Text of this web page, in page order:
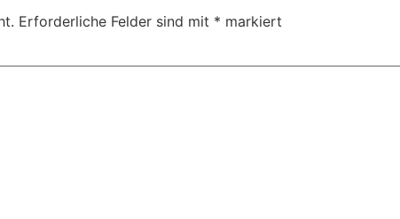
Erforderliche Felder sind mit * markiert